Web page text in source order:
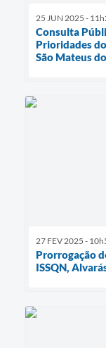
25 JUN 2025 -
Consulta
Prioridades
São Mateus
27 FEV 2025 -
Prorrogação
ISSQN,